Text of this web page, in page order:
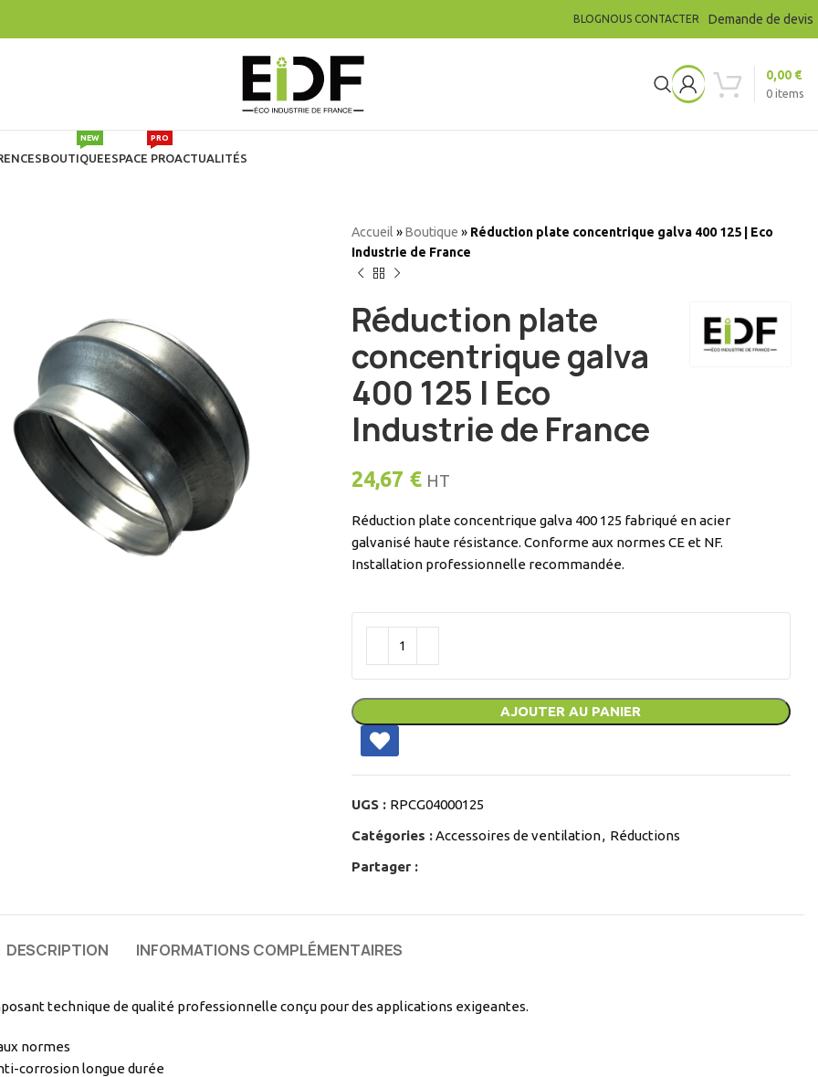
BLOGNOUS CONTACTER Demande de devis
0 items
0,00 €
BOUTIQUE
NEW
ESPACE PRO
PRO
ACTUALITÉS
Accueil »Boutique » Réduction plate concentrique galva 400 125 | Eco
Industrie de France
Réduction plate
concentrique galva
400 125 | Eco
Industrie de France
24,67 € HT
Réduction plate concentrique galva 400 125 fabriqué en acier
galvanisé haute résistance. Conforme aux normes CE et NF.
Installation professionnelle recommandée.
AJOUTER AU PANIER
UGS : RPCG04000125
Catégories : Accessoires de ventilation, Réductions
Partager :
DESCRIPTION INFORMATIONS COMPLÉMENTAIRES
technique de qualité professionnelle conçu pour des applications exigeantes.
normes
corrosion longue durée